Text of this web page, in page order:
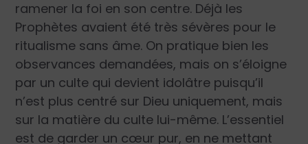
ramener la foi en son centre. Déjà les
Prophètes avaient été très sévères pour le
ritualisme sans âme. On pratique bien les
observances demandées, mais on s’éloigne
par un culte qui devient idolâtre puisqu’il
n’est plus centré sur Dieu uniquement, mais
sur la matière du culte lui-même. L’essentiel
est de garder un cœur pur, en ne mettant